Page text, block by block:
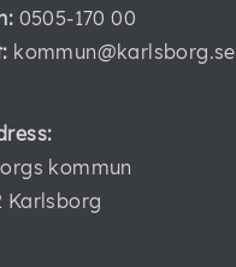
0505-170 00
kommun@karlsborg.se
kommun
Karlsborg